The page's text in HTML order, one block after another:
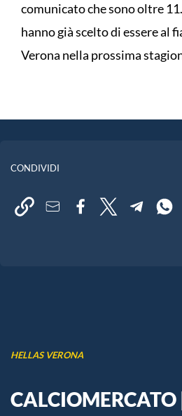
comunicato che sono oltre
hanno già scelto di essere al
Verona nella prossima
CONDIVIDI
HELLAS VERONA
CALCIOMERCATO